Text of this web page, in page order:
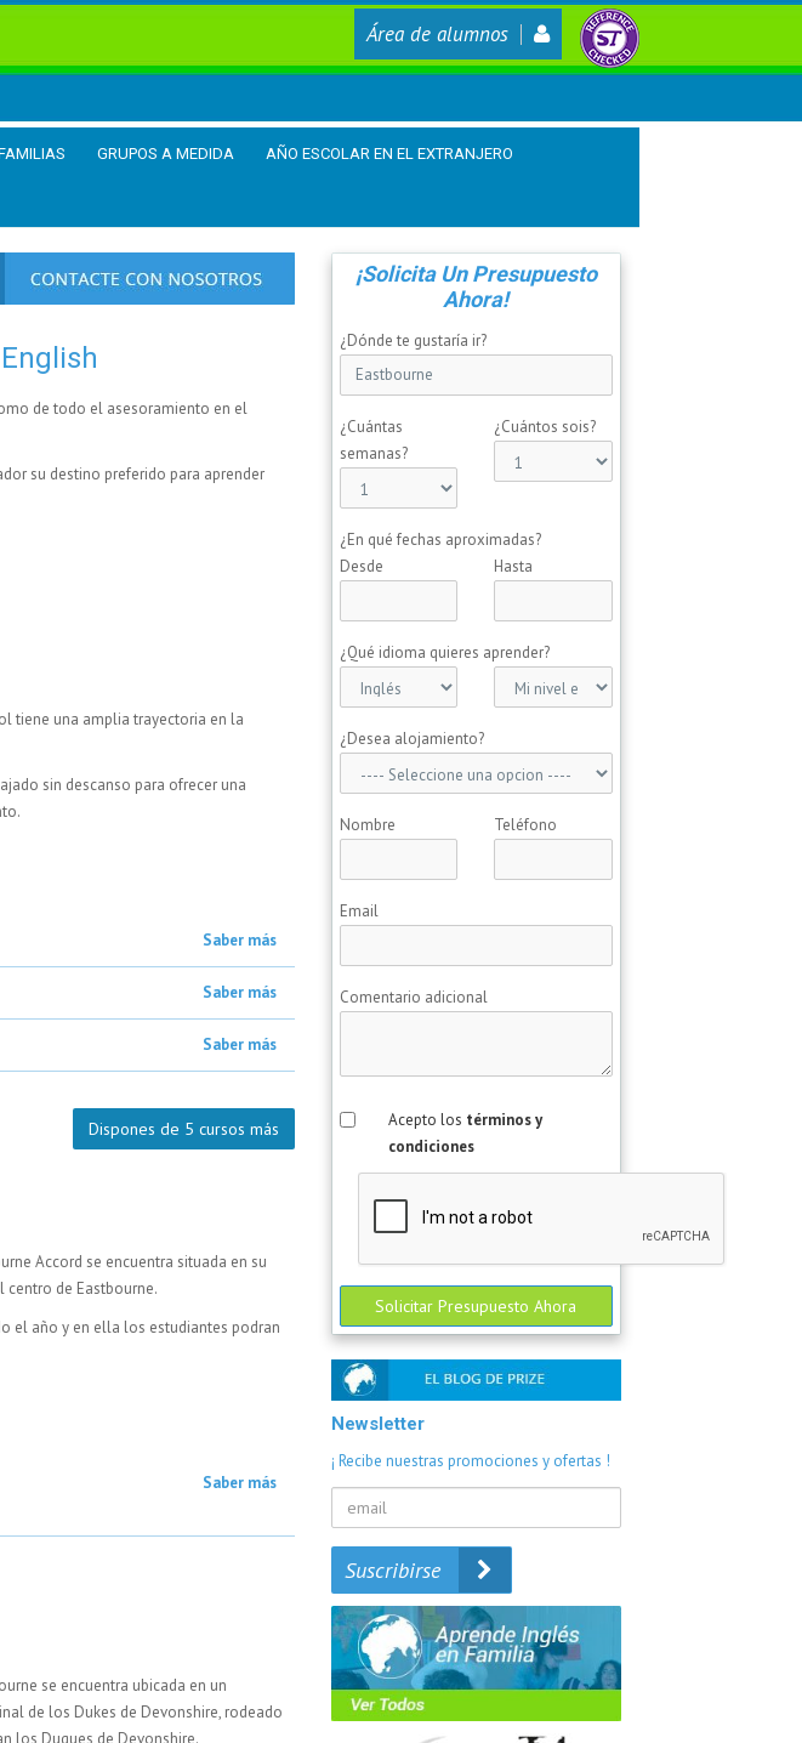
Área de alumnos
GRUPOS A MEDIDA AÑO ESCOLAR EN EL EXTRANJERO
de todo el asesoramiento en el
su destino preferido para aprender
tiene una amplia trayectoria en la
sin descanso para ofrecer una
Saber más
Saber más
Saber más
Dispones de 5 cursos más
Accord se encuentra situada en su
de Eastbourne.
el año y en ella los estudiantes podran
Saber más
se encuentra ubicada en un
de los Dukes de Devonshire, rodeado
los Duques de Devonshire.
¡Solicita Un Presupuesto
Ahora!
¿Dónde te gustaría ir?
¿Cuántas
semanas?
¿Cuántos sois?
¿En qué fechas aproximadas?
Desde
Hasta
¿Qué idioma quieres aprender?
¿Desea alojamiento?
Nombre Teléfono
Email
Comentario adicional
Acepto los términos y
condiciones
Solicitar Presupuesto Ahora
Newsletter
¡ Recibe nuestras promociones y ofertas !
Suscribirse